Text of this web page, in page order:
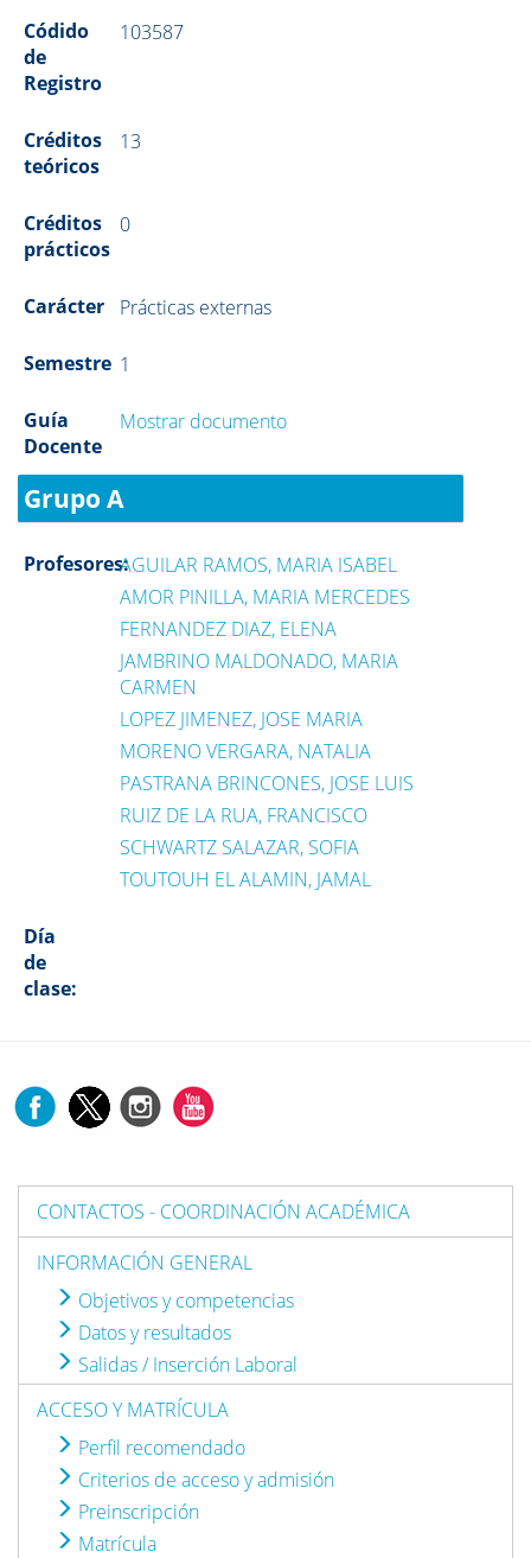
Códido
de
Registro
103587
Créditos
teóricos
13
Créditos
prácticos
0
Carácter Prácticas externas
Semestre 1
Guía
Docente
Mostrar documento
Grupo A
Profesores:AGUILAR RAMOS, MARIA ISABEL
AMOR PINILLA, MARIA MERCEDES
FERNANDEZ DIAZ, ELENA
JAMBRINO MALDONADO, MARIA
CARMEN
LOPEZ JIMENEZ, JOSE MARIA
MORENO VERGARA, NATALIA
PASTRANA BRINCONES, JOSE LUIS
RUIZ DE LA RUA, FRANCISCO
SCHWARTZ SALAZAR, SOFIA
TOUTOUH EL ALAMIN, JAMAL
Día
de
clase:
CONTACTOS - COORDINACIÓN ACADÉMICA
INFORMACIÓN GENERAL
Objetivos y competencias
Datos y resultados
Salidas / Inserción Laboral
ACCESO Y MATRÍCULA
Perfil recomendado
Criterios de acceso y admisión
Preinscripción
Matrícula